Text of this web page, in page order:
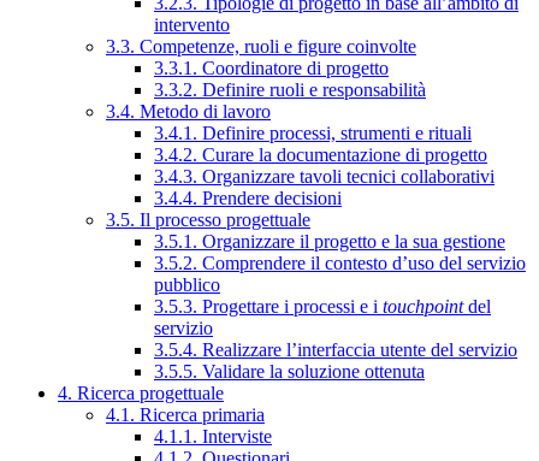
intervento
3.3. Competenze, ruoli e figure coinvolte
3.3.1. Coordinatore di progetto
3.3.2. Definire ruoli e responsabilità
3.4. Metodo di lavoro
3.4.1. Definire processi, strumenti e rituali
3.4.2. Curare la documentazione di progetto
3.4.3. Organizzare tavoli tecnici collaborativi
3.4.4. Prendere decisioni
3.5. Il processo progettuale
3.5.1. Organizzare il progetto e la sua gestione
3.5.2. Comprendere il contesto d’uso del servizio
pubblico
3.5.3. Progettare i processi e i touchpointdel
servizio
3.5.4. Realizzare l’interfaccia utente del servizio
3.5.5. Validare la soluzione ottenuta
4. Ricerca progettuale
4.1. Ricerca primaria
4.1.1. Interviste